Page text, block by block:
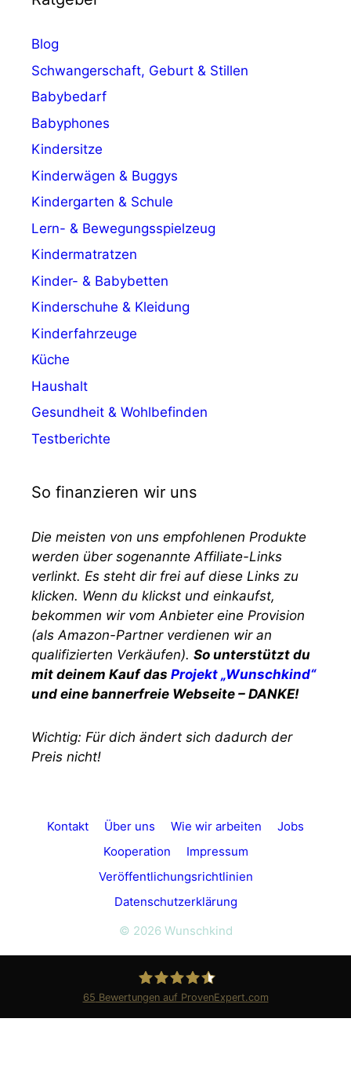
Blog
Schwangerschaft, Geburt & Stillen
Babybedarf
Babyphones
Kindersitze
Kinderwägen & Buggys
Kindergarten & Schule
Lern- & Bewegungsspielzeug
Kindermatratzen
Kinder- & Babybetten
Kinderschuhe & Kleidung
Kinderfahrzeuge
Küche
Haushalt
Gesundheit & Wohlbefinden
Testberichte
So finanzieren wir uns
Die meisten von uns empfohlenen Produkte
werden über sogenannte Affiliate-Links
verlinkt. Es steht dir frei auf diese Links zu
klicken. Wenn du klickst und einkaufst,
bekommen wir vom Anbieter eine Provision
(als Amazon-Partner verdienen wir an
qualifizierten Verkäufen). So unterstützt du
mit deinem Kauf das Projekt „Wunschkind“
und eine bannerfreie Webseite – DANKE!
Wichtig: Für dich ändert sich dadurch der
Preis nicht!
Kontakt Über uns Wie wir arbeiten
Jobs
Kooperation
Impressum
Veröffentlichungsrichtlinien
Datenschutzerklärung
© 2026 Wunschkind
65 Bewertungen auf ProvenExpert.com